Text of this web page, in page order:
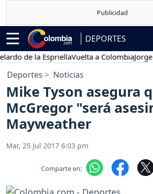
DEPORTES
de la EspriellaVuelta a ColombiaJorge
Deportes Noticias
Mike Tyson asegura
McGregor "será
Mayweather
Mar, 25 Jul 2017 6:03 pm
Comparte en: